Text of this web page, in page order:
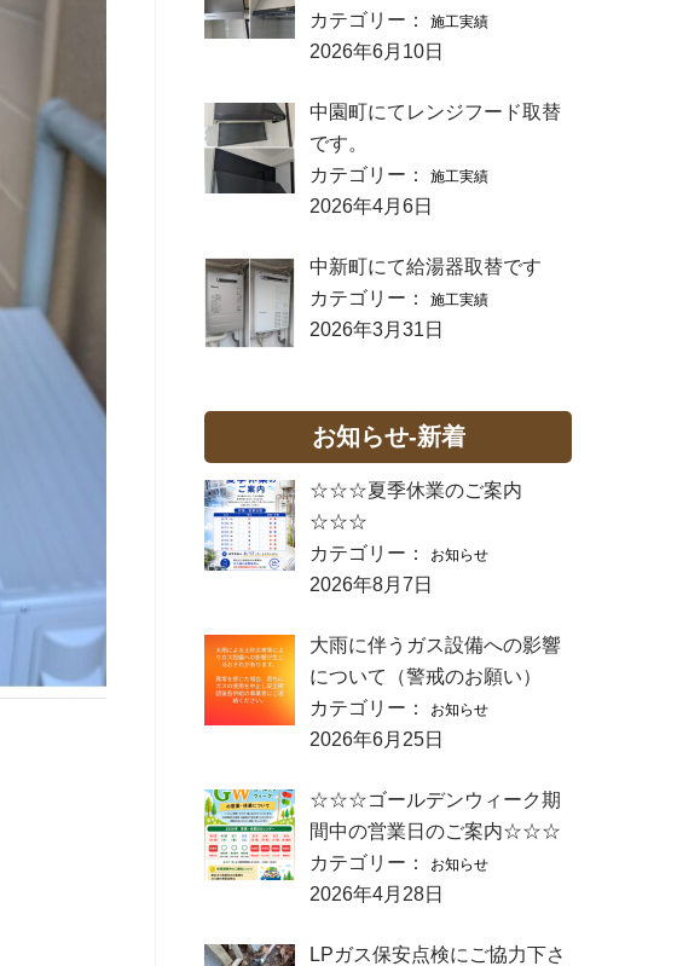
カテゴリー：
施工実績
2026年6月10日
中園町にてレンジフード取替
です。
カテゴリー：
施工実績
2026年4月6日
中新町にて給湯器取替です
カテゴリー：
施工実績
2026年3月31日
お知らせ-新着
☆☆☆夏季休業のご案内
☆☆☆
カテゴリー：
お知らせ
2026年8月7日
大雨に伴うガス設備への影響
について（警戒のお願い）
カテゴリー：
お知らせ
2026年6月25日
☆☆☆ゴールデンウィーク期
間中の営業日のご案内☆☆☆
カテゴリー：
お知らせ
2026年4月28日
LPガス保安点検にご協力下さ